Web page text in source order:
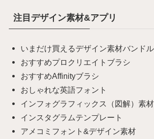
注目デザイン素材&アプリ
いまだけ買えるデザイン素材バンドル
おすすめプロクリエイトブラシ
おすすめAffinityブラシ
おしゃれな英語フォント
インフォグラフィックス（図解）素材
インスタグラムテンプレート
アメコミフォント&デザイン素材